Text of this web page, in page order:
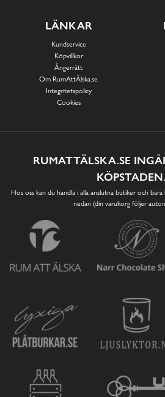
LÄNKAR
Kundservice
Köpvillkor
Ångerrätt
Om RumAttÄlska.se
Integritetspolicy
Cookies
RUMATTÄLSKA.SE
Hos oss kan du handla i alla anslutna butiker och
nedan (din varukorg följer